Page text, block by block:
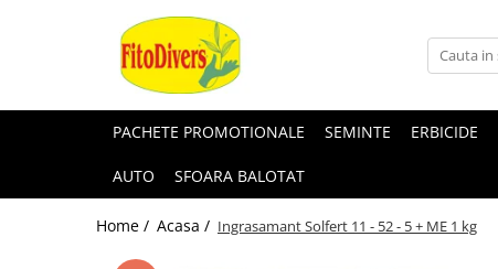
PACHETE PROMOTIONALE SEMINTE ERBICIDE
AUTO SFOARA BALOTAT
Home / Acasa / Ingrasamant Solfert 11 - 52 - 5 + ME 1 kg